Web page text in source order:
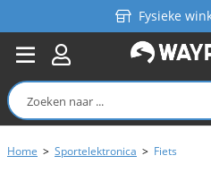
Fysieke
Gratis verzending
Home > Sportelektronica > Fiets